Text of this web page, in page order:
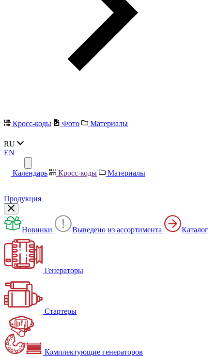
Кросс-коды Фото Материалы
RU
EN
Календарь Кросс-коды Материалы
Продукция
Новинки Выведено из ассортимента Каталог
Генераторы
Стартеры
Комплектующие генераторов